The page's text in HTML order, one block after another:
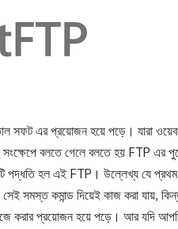
এর প্রয়োজন হয়ে পড়ে। যারা
সংক্ষেপে বলতে গেলে বলতে হয় FTP
পদ্ধতি হল এই FTP। উল্লেখ্য যে
সমস্ত কমান্ড দিয়েই কাজ করা যায়,
করার প্রয়োজন হয়ে পড়ে। আর যদি